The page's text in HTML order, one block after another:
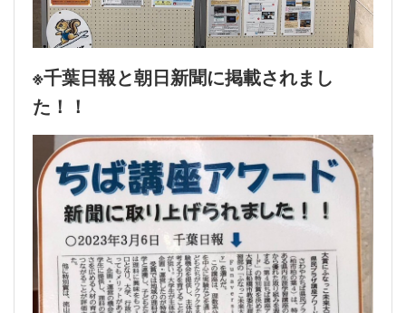
※千葉日報と朝日新聞に掲載されまし
た！！